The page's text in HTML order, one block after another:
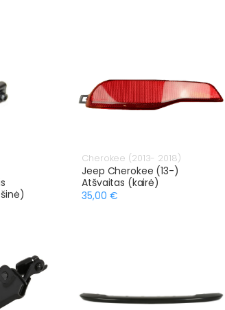
Cherokee (2013- 2018)
Jeep Cherokee (13-)
Atšvaitas (kairė)
35,00 €